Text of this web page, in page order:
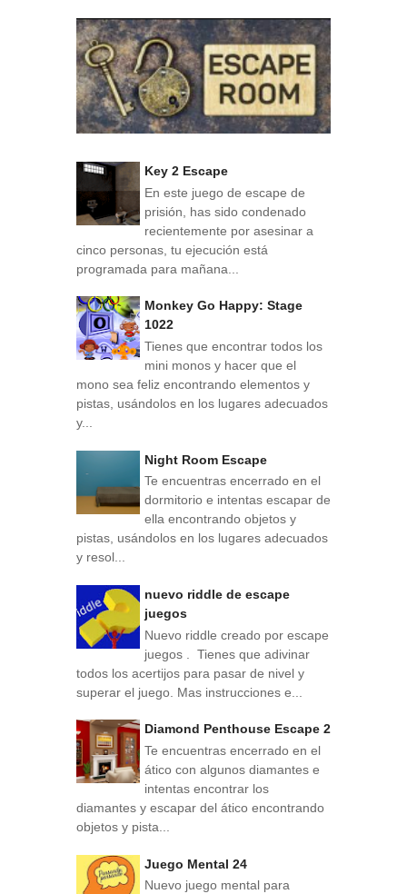
Key 2 Escape
En este juego de escape de
prisión, has sido condenado
recientemente por asesinar a
cinco personas, tu ejecución está
programada para mañana...
Monkey Go Happy: Stage
1022
Tienes que encontrar todos los
mini monos y hacer que el
mono sea feliz encontrando elementos y
pistas, usándolos en los lugares adecuados
y...
Night Room Escape
Te encuentras encerrado en el
dormitorio e intentas escapar de
ella encontrando objetos y
pistas, usándolos en los lugares adecuados
y resol...
nuevo riddle de escape
juegos
Nuevo riddle creado por escape
juegos . Tienes que adivinar
todos los acertijos para pasar de nivel y
superar el juego. Mas instrucciones e...
Diamond Penthouse Escape 2
Te encuentras encerrado en el
ático con algunos diamantes e
intentas encontrar los
diamantes y escapar del ático encontrando
objetos y pista...
Juego Mental 24
Nuevo juego mental para